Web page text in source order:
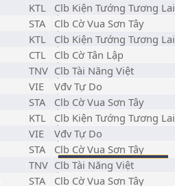
KTL Clb Kiện Tướng Tương Lai
STA Clb Cờ Vua Sơn Tây
KTL Clb Kiện Tướng Tương Lai
CTL Clb Cờ Tân Lập
TNV Clb Tài Năng Việt
VIE Vđv Tự Do
STA Clb Cờ Vua Sơn Tây
KTL Clb Kiện Tướng Tương Lai
VIE Vđv Tự Do
STA Clb Cờ Vua Sơn Tây
TNV Clb Tài Năng Việt
STA Clb Cờ Vua Sơn Tây